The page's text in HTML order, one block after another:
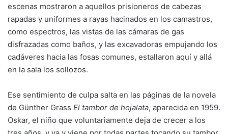
escenas mostraron a aquellos prisioneros de cabezas
rapadas y uniformes a rayas hacinados en los camastros,
como espectros, las vistas de las cámaras de gas
disfrazadas como baños, y las excavadoras empujando los
cadáveres hacia las fosas comunes, estallaron aquí y allá
en la sala los sollozos.
Ese sentimiento de culpa salta en las páginas de la novela
de Günther Grass El tambor de hojalata, aparecida en 1959.
Oskar, el niño que voluntariamente deja de crecer a los